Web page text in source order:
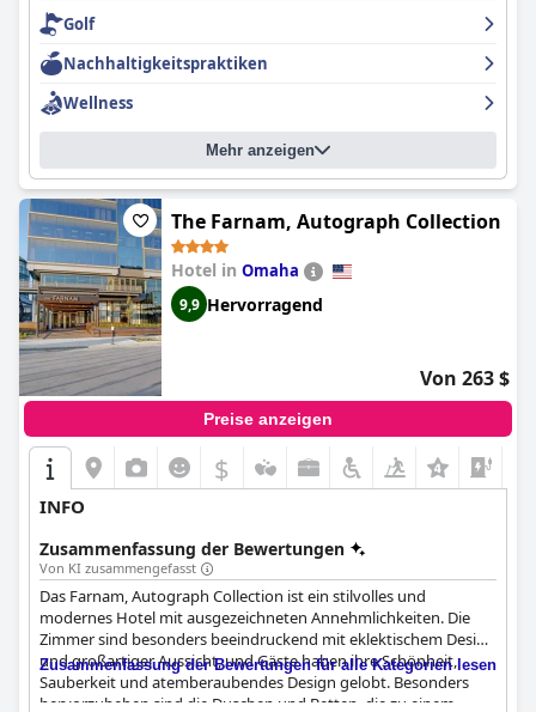
Golf
Nachhaltigkeitspraktiken
Wellness
Mehr anzeigen
The Farnam, Autograph Collection
Hotel in Omaha
9,9 Hervorragend
Von 263 $
Preise anzeigen
$
INFO
Zusammenfassung der Bewertungen
Von KI zusammengefasst
Das Farnam, Autograph Collection ist ein stilvolles und
modernes Hotel mit ausgezeichneten Annehmlichkeiten. Die
Zimmer sind besonders beeindruckend mit eklektischem Design
und großartiger Aussicht, und Gäste haben ihre Schönheit,
Sauberkeit und atemberaubendes Design gelobt. Besonders
hervorzuheben sind die Duschen und Betten, die zu einem
Zusammenfassung der Bewertungen für alle Kategorien lesen